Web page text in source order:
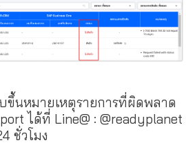
ขึ้นหมายเหตุรายการที่ผิดพลาด
ได้ที่ Line@ : @readyplanet
ชั่วโมง